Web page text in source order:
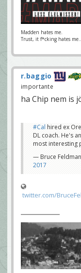
Madden hates me.
Trust, it f*cking hates
r.baggio
importante
ha Chip nem is
#Cal hired ex
DL coach. He's
most interesting
— Bruce
2017
twitter.com/